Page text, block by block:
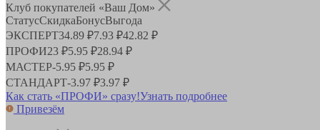
Клуб покупателей «Ваш Дом»
СтатусСкидкаБонусВыгода
ЭКСПЕРТ34.89 ₽7.93 ₽42.82 ₽
ПРОФИ23 ₽5.95 ₽28.94 ₽
МАСТЕР-5.95 ₽5.95 ₽
СТАНДАРТ-3.97 ₽3.97 ₽
Как стать «ПРОФИ» сразу!Узнать подробнее
Привезём